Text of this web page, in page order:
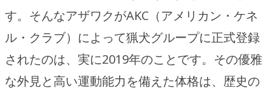
す。そんなアザワクがAKC（アメリカン・ケネ
ル・クラブ）によって猟犬グループに正式登録
されたのは、実に2019年のことです。その優雅
な外見と高い運動能力を備えた体格は、歴史の